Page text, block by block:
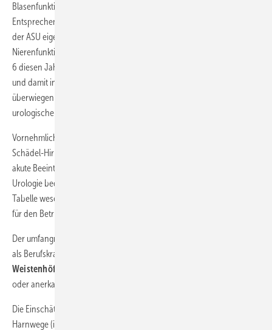
Blasenfunktionsstörungen und sexuellen Störungen leiden.
Entsprechend werden diesen Themen in der vorliegenden Ausgabe
der ASU eigene Kapitel gewidmet. Die in der Praxis ebenfalls wichtigen
Nierenfunktionsstörungen wurden von Jungmann et al. bereits in Heft
6 diesen Jahres abgehandelt. Auch in der urologischen Begutachtung
und damit in einer weiteren Überschneidung mit der Arbeitsmedizin
überwiegen diese drei Funktionsstörungen bei weitem alle anderen
urologischen Erkrankungen.
Vornehmlich Unfälle mit Beteiligung von Wirbelsäule und Becken,
Schädel-Hirn-Traumata sowie Berufskrankheiten können sowohl
akute Beeinträchtigungen als auch Spätfolgen auf dem Fachgebiet der
Urologie bedingen.
Tabelle wesentliche Informationen zu praxisrelevanten Stichworten
für den Betriebsarzt auf.
Der umfangreiche Kenntnisstand zu urologischen Erkrankungen, die
als Berufskrankheit anerkannt werden können, wird von
Weistenhöfer et al.
oder anerkannte, aber umstrittene Berufskrankheiten eingegangen.
Die Einschätzung der MdE bei BK-bedingten Tumoren der ableitenden
Harnwege (insbesondere BK 1301, BK 1321) wird in einer dem BSG-